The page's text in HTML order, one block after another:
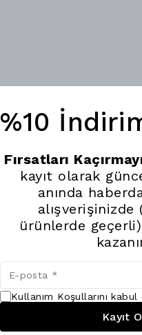
%10
Fırsatları
kayıt olarak
anında
alışverişinizde
ürünlerde geçerli)
Kullanım Koşullarını
Kayıt